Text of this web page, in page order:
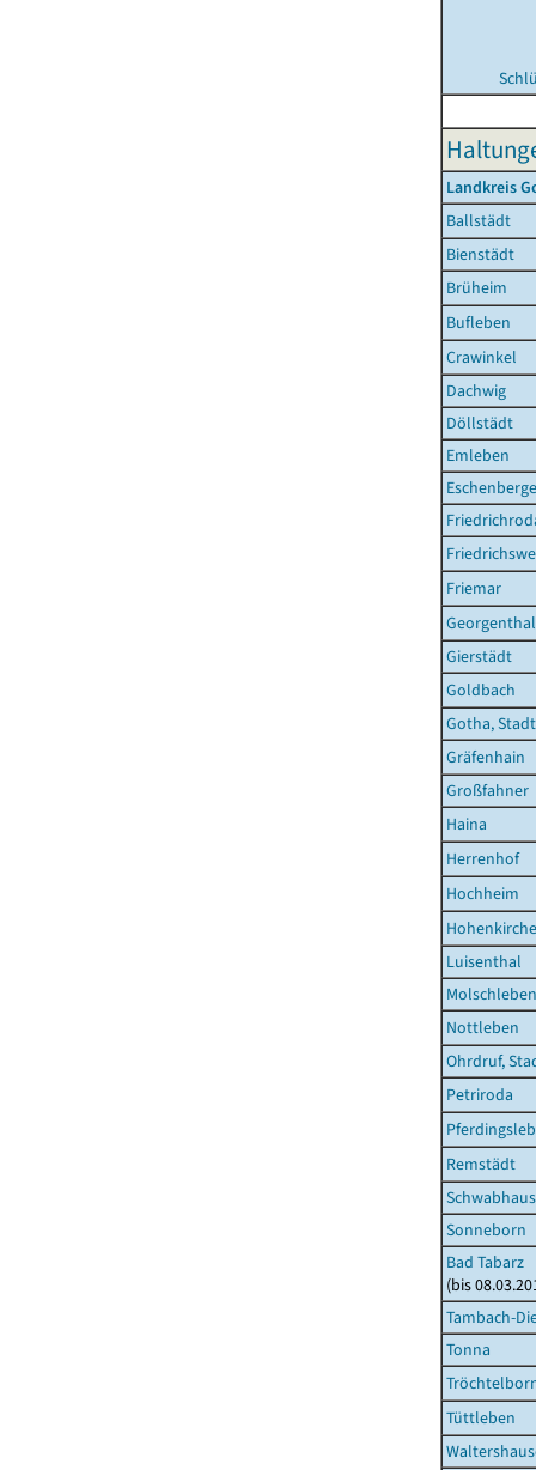
Landkreis
Ballstädt
Bienstädt
Brüheim
Bufleben
Crawinkel
Dachwig
Döllstädt
Emleben
Friemar
Gierstädt
Goldbach
Gotha, Stadt
Gräfenhain
Großfahner
Haina
Herrenhof
Hochheim
Luisenthal
Molschleben
Nottleben
Ohrdruf,
Petriroda
Remstädt
Sonneborn
Bad Tabarz
(bis
Tambach-
Tonna
Tüttleben